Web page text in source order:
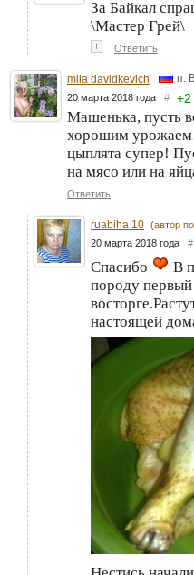
За Байкал
\Мастер Грей\
↑ Ответить
mila davidkevich п.
20 марта 2018 года # +2
Машенька, пусть
хорошим урожаем!
цыплята супер!
на мясо или на
Ответить
ruabiha 10 (автор
20 марта 2018 года #
Спасибо
В
породу
настоящей